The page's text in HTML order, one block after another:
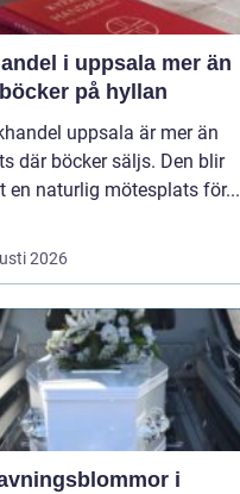
i uppsala mer än
på hyllan
uppsala är mer än
där böcker säljs. Den blir
en naturlig mötesplats för...
2026
i